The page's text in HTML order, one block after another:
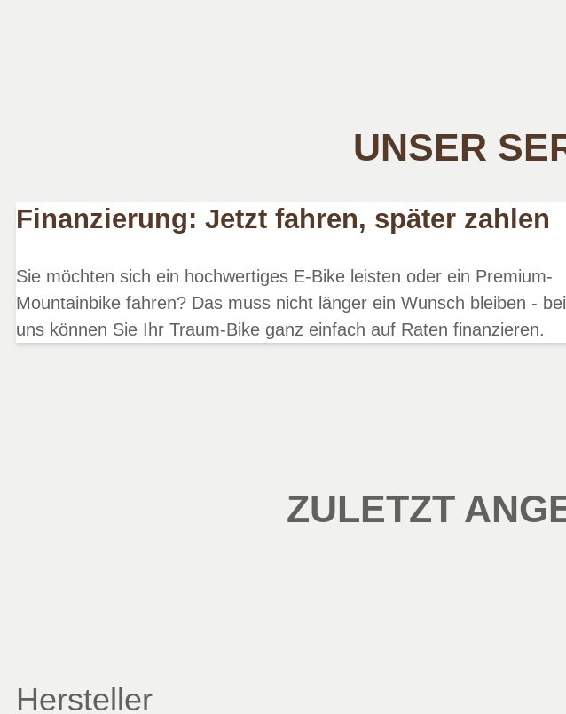
UNSER
Finanzierung: Jetzt fahren, später zahlen
Sie möchten sich ein hochwertiges E-Bike leisten oder ein Premium-
Mountainbike fahren? Das muss nicht länger ein Wunsch bleiben - bei
uns können Sie Ihr Traum-Bike ganz einfach auf Raten finanzieren.
ZULETZT
Hersteller